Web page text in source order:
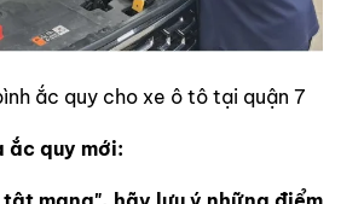
ắc quy cho xe ô tô tại quận 7
ắc quy mới: